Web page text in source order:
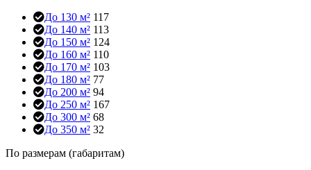
До 130 м² 117
До 140 м² 113
До 150 м² 124
До 160 м² 110
До 170 м² 103
До 180 м² 77
До 200 м² 94
До 250 м² 167
До 300 м² 68
До 350 м² 32
По размерам (габаритам)